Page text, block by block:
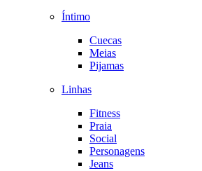
Íntimo
Cuecas
Meias
Pijamas
Linhas
Fitness
Praia
Social
Personagens
Jeans